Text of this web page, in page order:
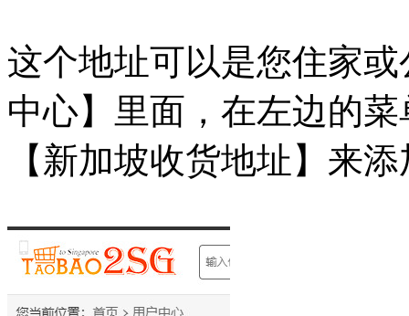
这个地址可以是您住家
中心】里面，在左边的
【新加坡收货地址】来